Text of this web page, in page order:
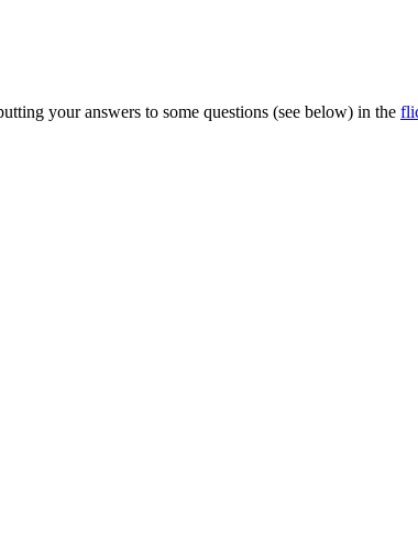
your answers to some questions (see below) in the